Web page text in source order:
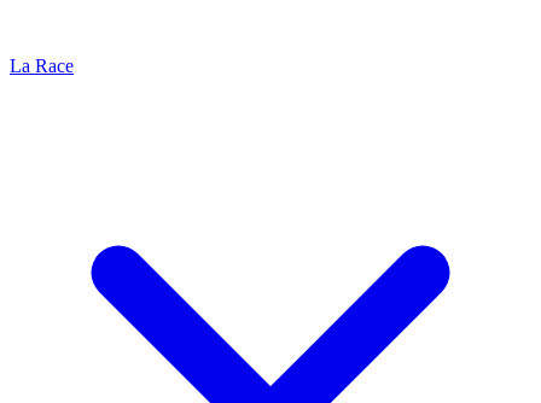
La Race